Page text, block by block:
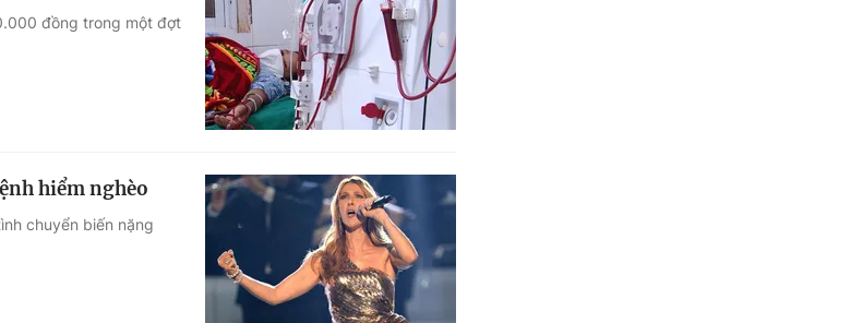
đồng trong một đợt
hiểm nghèo
chuyển biến nặng